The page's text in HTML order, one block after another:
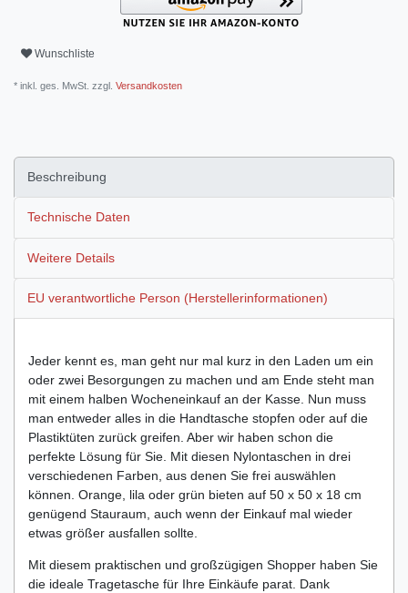
Wunschliste
* inkl. ges. MwSt. zzgl. Versandkosten
Beschreibung
Technische Daten
Weitere Details
EU verantwortliche Person (Herstellerinformationen)
Jeder kennt es, man geht nur mal kurz in den Laden um ein
oder zwei Besorgungen zu machen und am Ende steht man
mit einem halben Wocheneinkauf an der Kasse. Nun muss
man entweder alles in die Handtasche stopfen oder auf die
Plastiktüten zurück greifen. Aber wir haben schon die
perfekte Lösung für Sie. Mit diesen Nylontaschen in drei
verschiedenen Farben, aus denen Sie frei auswählen
können. Orange, lila oder grün bieten auf 50 x 50 x 18 cm
genügend Stauraum, auch wenn der Einkauf mal wieder
etwas größer ausfallen sollte.
Mit diesem praktischen und großzügigen Shopper haben Sie
die ideale Tragetasche für Ihre Einkäufe parat. Dank